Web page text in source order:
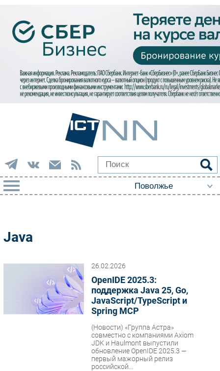
Импорто­замещение
Мобильная связь
Фиксированная связь
Интеграция
Рынок ПК
Java
26.02.2026
OpenIDE 2025.3:
поддержка Java 25, Go,
JavaScript/TypeScript и
Spring MCP
(Новости) «Группа Астра»
совместно с компаниями Axiom
JDK и Haulmont выпустили
обновление OpenIDE 2025.3 —
первый мажорный релиз
российской...